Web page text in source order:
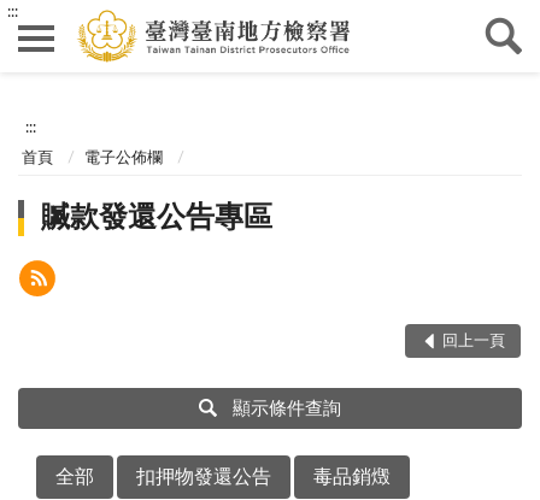
:::
:::
首頁 電子公佈欄
贓款發還公告專區
回上一頁
顯示條件查詢
全部 扣押物發還公告 毒品銷燬